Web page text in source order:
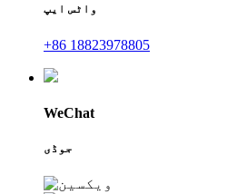
واٹس ایپ
+86 18823978805
WeChat
جوڈی